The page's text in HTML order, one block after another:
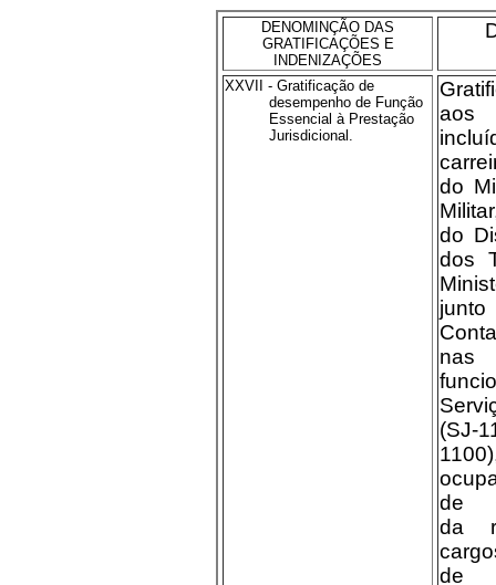
DENOMINÇÃO DAS
GRATIFICAÇÕES E
INDENIZAÇÕES
XXVII - Gratificação de
desempenho de Função
Essencial à Prestação
Jurisdicional.
aos
do
do
dos
(SJ-
de
da
de